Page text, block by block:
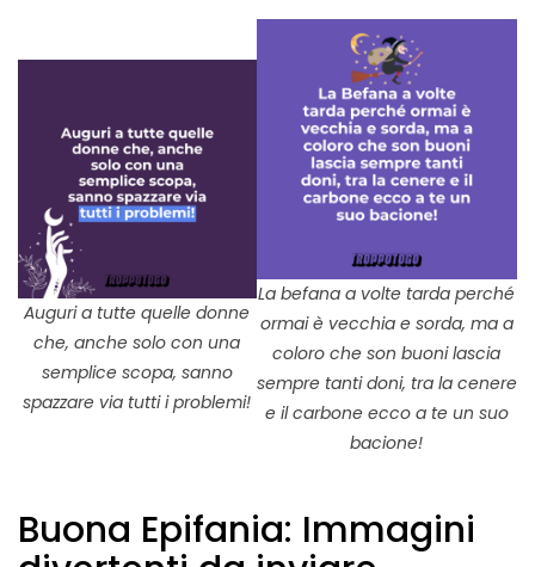
Auguri a tutte quelle donne
che, anche solo con una
semplice scopa, sanno
spazzare via tutti i problemi!
La befana a volte tarda perché
ormai è vecchia e sorda, ma a
coloro che son buoni lascia
sempre tanti doni, tra la cenere
e il carbone ecco a te un suo
bacione!
Buona Epifania: Immagini